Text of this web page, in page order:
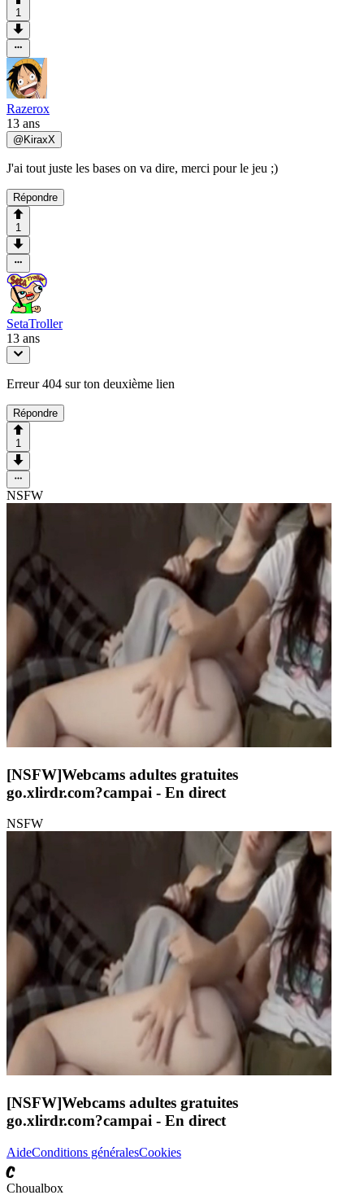
1
Razerox
13 ans
@KiraxX
J'ai tout juste les bases on va dire, merci pour le jeu ;)
Répondre
1
SetaTroller
13 ans
Erreur 404 sur ton deuxième lien
Répondre
1
NSFW
[NSFW]Webcams adultes gratuites
go.xlirdr.com?campai - En direct
NSFW
[NSFW]Webcams adultes gratuites
go.xlirdr.com?campai - En direct
AideConditions généralesCookies
C
Choualbox